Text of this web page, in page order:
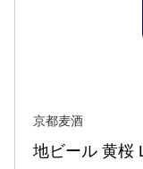
京都麦酒
地ビール 黄桜